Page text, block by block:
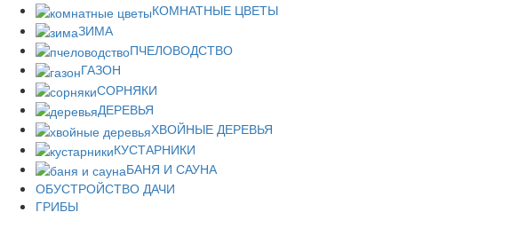
КОМНАТНЫЕ ЦВЕТЫ
ЗИМА
ПЧЕЛОВОДСТВО
ГАЗОН
СОРНЯКИ
ДЕРЕВЬЯ
ХВОЙНЫЕ ДЕРЕВЬЯ
КУСТАРНИКИ
БАНЯ И САУНА
ОБУСТРОЙСТВО ДАЧИ
ГРИБЫ